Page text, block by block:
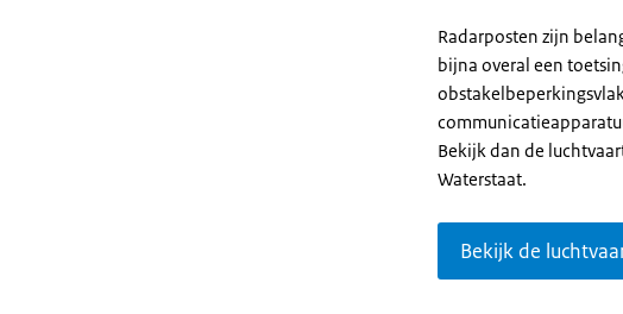
Radarposten zijn
bijna overal een
Bekijk dan de
Waterstaat.
Bekijk de